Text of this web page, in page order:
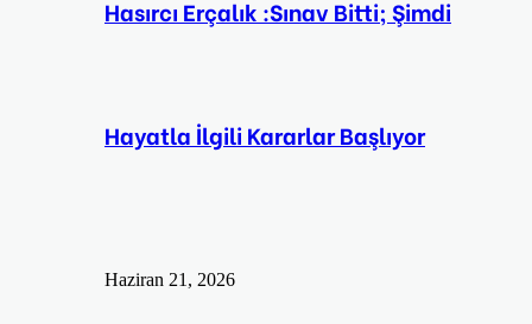
Hasırcı Erçalık :Sınav Bitti; Şimdi
Hayatla İlgili Kararlar Başlıyor
Haziran 21, 2026